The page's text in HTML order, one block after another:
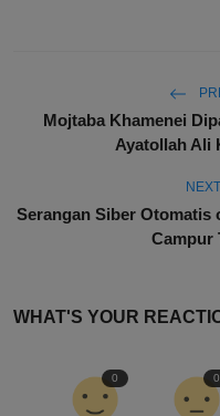
Mojtaba Khamenei
Ayatollah Ali
Serangan Siber Otomatis
Campur
WHAT'S YOUR
0 0